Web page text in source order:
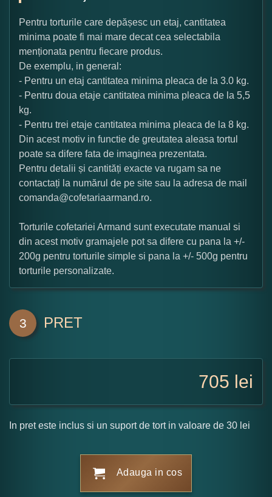
Pentru torturile care depășesc un etaj, cantitatea
minima poate fi mai mare decat cea selectabila
menționata pentru fiecare produs.
De exemplu, in general:
- Pentru un etaj cantitatea minima pleaca de la 3.0 kg.
- Pentru doua etaje cantitatea minima pleaca de la 5,5
kg.
- Pentru trei etaje cantitatea minima pleaca de la 8 kg.
Din acest motiv in functie de greutatea aleasa tortul
poate sa difere fata de imaginea prezentata.
Pentru detalii și cantități exacte va rugam sa ne
contactați la numărul de pe site sau la adresa de mail
comanda@cofetariaarmand.ro.
Torturile cofetariei Armand sunt executate manual si
din acest motiv gramajele pot sa difere cu pana la +/-
200g pentru torturile simple si pana la +/- 500g pentru
torturile personalizate.
3 PRET
705 lei
In pret este inclus si un suport de tort in valoare de 30 lei
Adauga in cos